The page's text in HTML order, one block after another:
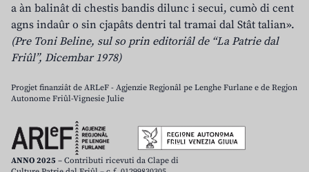
a àn balinât di chestis bandis dilunc i secui, cumò di cent
agns indaûr o sin cjapâts dentri tal tramai dal Stât talian».
(Pre Toni Beline, sul so prin editoriâl de “La Patrie dal
Friûl”, Dicembar 1978)
Progjet finanziât de ARLeF - Agjenzie Regjonâl pe Lenghe Furlane e de Regjon
Autonome Friûl-Vignesie Julie
ANNO 2025 – Contributi ricevuti da Clape di